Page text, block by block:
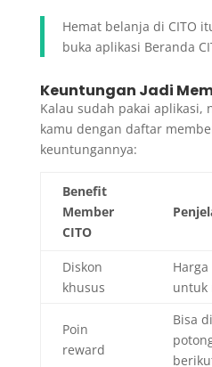
Hemat belanja di CITO
buka aplikasi Beranda
Keuntungan Jadi
Kalau sudah pakai aplikasi,
kamu dengan daftar
keuntungannya:
Benefit
Member
CITO
Diskon
khusus
untuk
Poin
reward
Bisa